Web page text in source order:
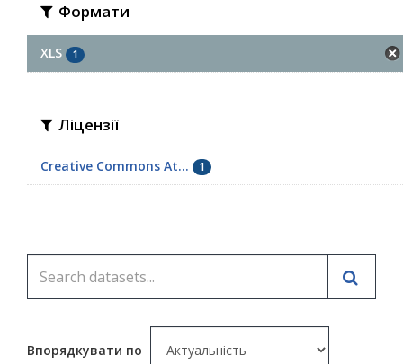
Формати
XLS 1
Ліцензії
Creative Commons At... 1
Впорядкувати по